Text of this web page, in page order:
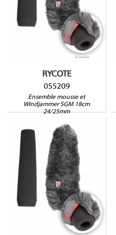
RYCOTE
055209
Ensemble mousse et
Windjammer SGM 18cm
24/25mm
Compatible avec :
Sennheiser MKH-60, Sony
055208
Compatible avec : AKG
C568EB, CK68ULS-C460B,
BeyerDynamic MC716,
MC726, MC736, MC836,
MCE86N, Rode NTG-3,
Sanken CS3, Sennheiser
ME66-K6, ME80, MKH-418,